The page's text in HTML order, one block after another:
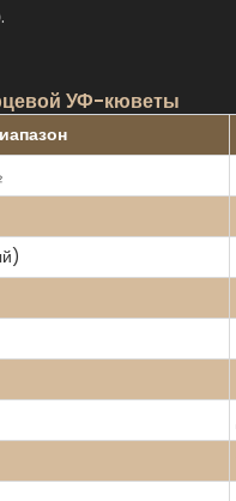
УФ-кюветы